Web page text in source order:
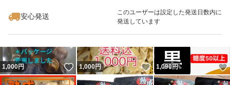
安心発送
このユーザーは設定した発送日数内に
発送しています
1,000円 いいね！
1,000円 いいね！
1,090円